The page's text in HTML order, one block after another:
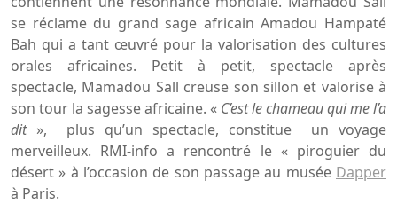
se réclame du grand sage africain Amadou Hampaté
Bah qui a tant œuvré pour la valorisation des cultures
orales africaines. Petit à petit, spectacle après
spectacle, Mamadou Sall creuse son sillon et valorise à
son tour la sagesse africaine. « C’est le chameau qui me l’a
dit », plus qu’un spectacle, constitue un voyage
merveilleux. RMI-info a rencontré le « piroguier du
désert » à l’occasion de son passage au musée Dapper
à Paris.